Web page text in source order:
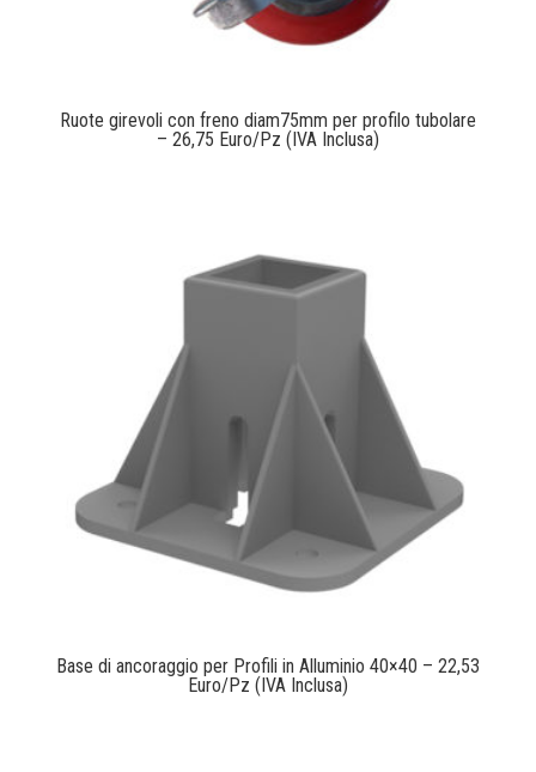
Ruote girevoli con freno diam75mm per profilo tubolare
– 26,75 Euro/Pz (IVA Inclusa)
Base di ancoraggio per Profili in Alluminio 40×40 – 22,53
Euro/Pz (IVA Inclusa)